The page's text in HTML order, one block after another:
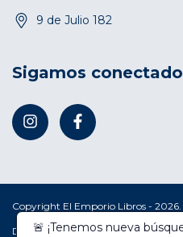
9 de Julio 182
Sigamos
Copyright El Emporio Libros - 2026.
Defensa de las y los consumidores.
🚨 ¡Tenemos nueva